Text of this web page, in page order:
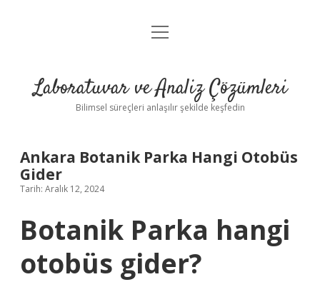
Anasayfa
Yasal Uyarı
menüyü
Laboratuvar ve Analiz Çözümleri
Bilimsel süreçleri anlaşılır şekilde keşfedin
Ankara Botanik Parka Hangi Otobüs
Gider
Tarih: Aralık 12, 2024
Botanik Parka hangi
otobüs gider?